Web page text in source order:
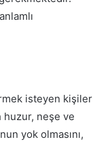
isteyen kişiler
huzur, neşe ve
yok olmasını,